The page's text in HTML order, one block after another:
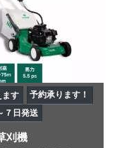
ます
予約承ります！
７日発送
刈機